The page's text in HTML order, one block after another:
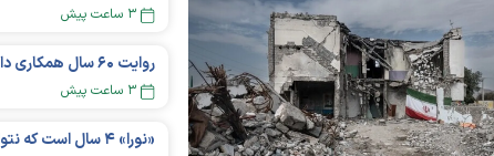
۳ ساعت پیش
۳ ساعت پیش
«نورا» ۴ سال است که نتوانسته با «دهان» غذا بخورد